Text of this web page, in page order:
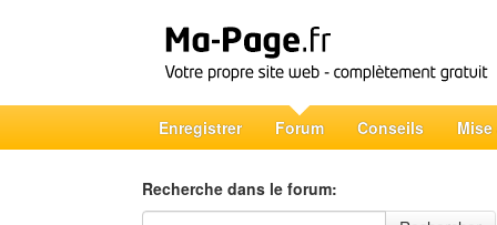
Enregistrer Forum Conseils Mise
Recherche dans le forum:
Recherche dans le forum